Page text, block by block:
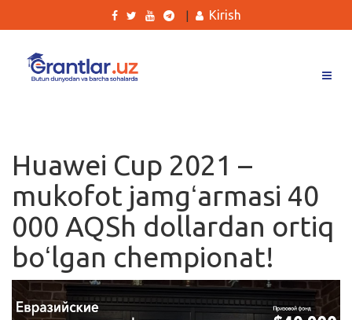
Ishlar
Kurslar
Blog
Yana
Kirish
Huawei Cup 2021 –
mukofot jamgʻarmasi 40
000 AQSh dollardan ortiq
boʻlgan chempionat!